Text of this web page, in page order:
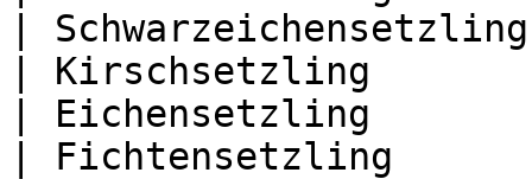
|
| Kirschsetzling
| Eichensetzling
| Fichtensetzling